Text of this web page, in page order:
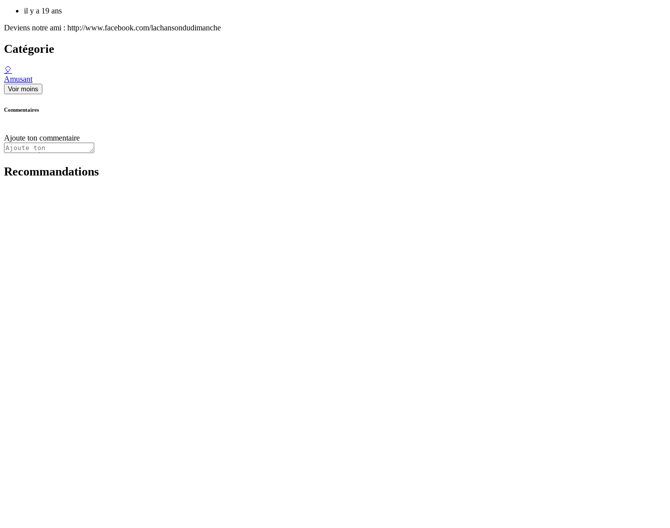
il y a 19 ans
Deviens notre ami : http://www.facebook.com/lachansondudimanche
Catégorie
🎈
Amusant
Voir moins
Commentaires
Ajoute ton commentaire
Recommandations